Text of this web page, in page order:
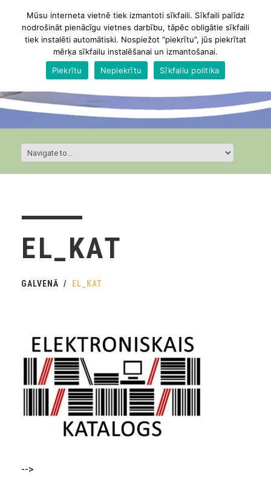
EL_KAT
GALVENĀ EL_KAT
-->
Mūsu interneta vietnē tiek izmantoti sīkfaili. Sīkfaili palīdz
nodrošināt pienācīgu vietnes darbību, tāpēc obligātie sīkfaili
tiek instalēti automātiski. Nospiežot “piekrītu”, jūs piekrītat
mērķa sīkfailu instalēšanai un izmantošanai.
Piekrītu
Nepiekrītu Sīkfailu politika